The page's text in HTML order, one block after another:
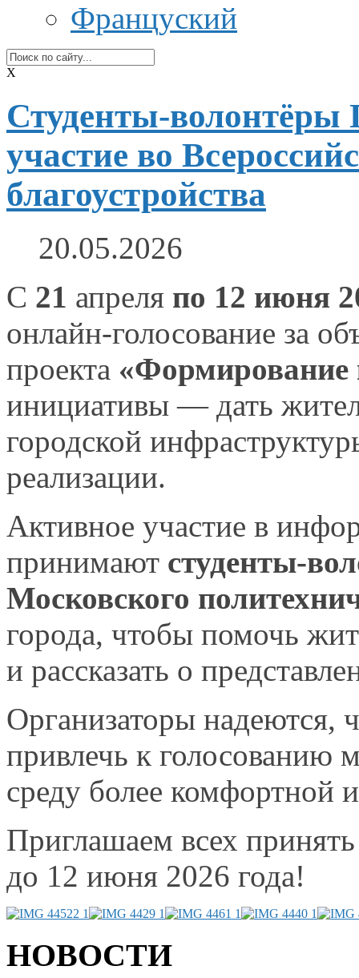
Француский
X
участие во
благоустройства
20.05.2026
С 21 апреля по 12 июня
онлайн‑голосование за
проекта «Формирование
инициативы — дать
городской
реализации.
Активное участие в
принимают
Московского
города, чтобы помочь
и рассказать о
Организаторы надеются,
привлечь к голосованию
среду более комфортной
Приглашаем всех
до 12 июня 2026 года!
НОВОСТИ